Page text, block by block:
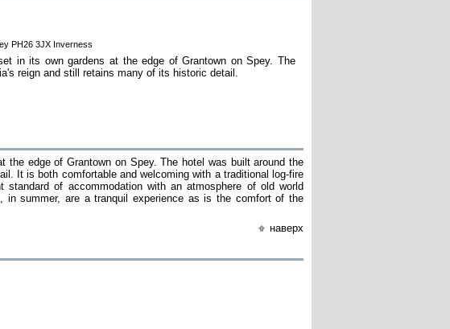
PH26 3JX Inverness
in its own gardens at the edge of Grantown on Spey. The
reign and still retains many of its historic detail.
edge of Grantown on Spey. The hotel was built around the
It is both comfortable and welcoming with a traditional log-fire
of accommodation with an atmosphere of old world
summer, are a tranquil experience as is the comfort of the
наверх